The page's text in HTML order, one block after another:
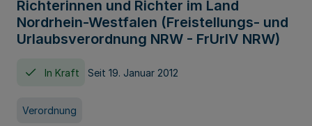
Richterinnen und Richter im Land
Nordrhein-Westfalen (Freistellungs- und
Urlaubsverordnung NRW - FrUrlV NRW)
In Kraft Seit 19. Januar 2012
Verordnung